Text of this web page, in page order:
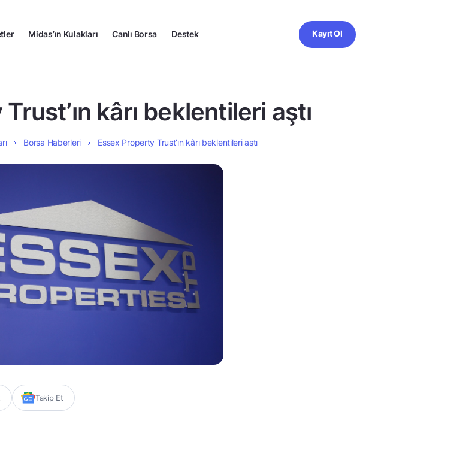
Midas’ın Kulakları Canlı Borsa Destek Kayıt Ol
kârı beklentileri aştı
Borsa Haberleri Essex Property Trust’ın kârı beklentileri aştı
Takip Et